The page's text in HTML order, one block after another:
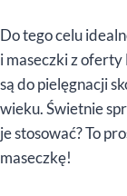
Do tego celu
i maseczki z
są do pielęgnacji
wieku. Świetnie
je stosować? To
maseczkę!